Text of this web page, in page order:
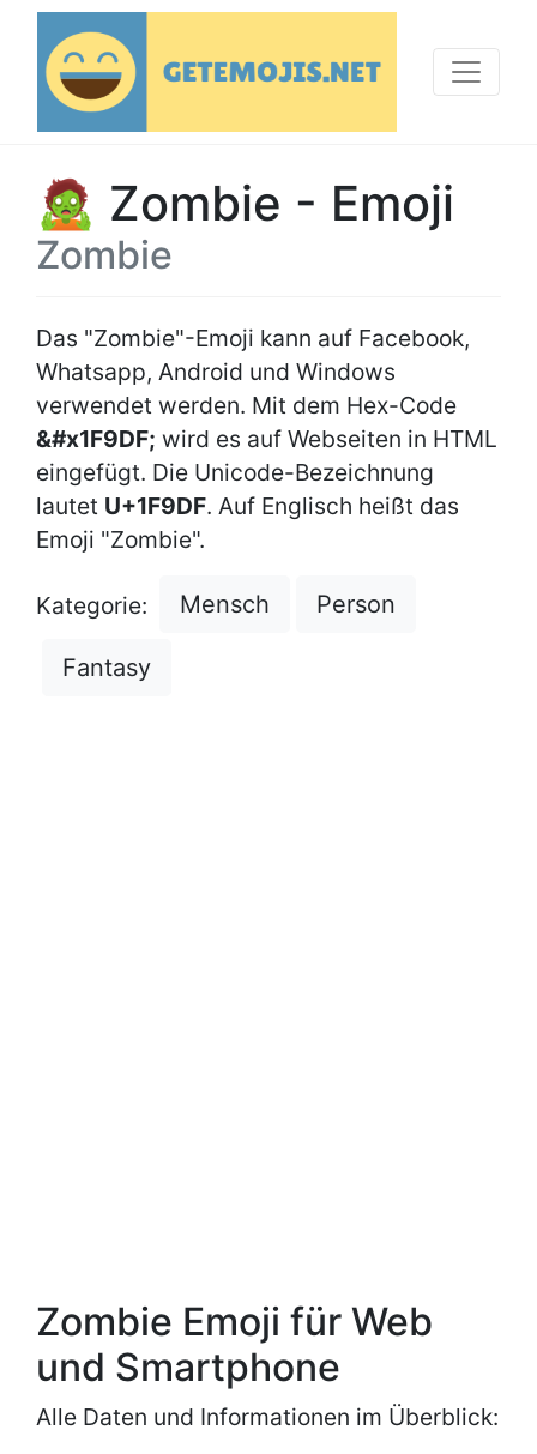
🧟 Zombie - Emoji
Zombie
Das "Zombie"-Emoji kann auf Facebook,
Whatsapp, Android und Windows
verwendet werden. Mit dem Hex-Code
&#x1F9DF; wird es auf Webseiten in HTML
eingefügt. Die Unicode-Bezeichnung
lautet U+1F9DF. Auf Englisch heißt das
Emoji "Zombie".
Kategorie: Mensch Person
Fantasy
Zombie Emoji für Web
und Smartphone
Alle Daten und Informationen im Überblick: